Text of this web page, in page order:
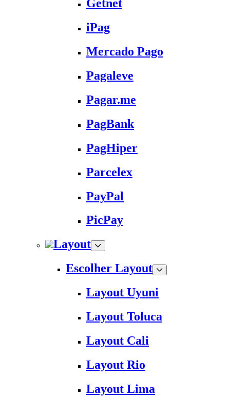
Getnet
iPag
Mercado Pago
Pagaleve
Pagar.me
PagBank
PagHiper
Parcelex
PayPal
PicPay
Layout
Escolher Layout
Layout Uyuni
Layout Toluca
Layout Cali
Layout Rio
Layout Lima